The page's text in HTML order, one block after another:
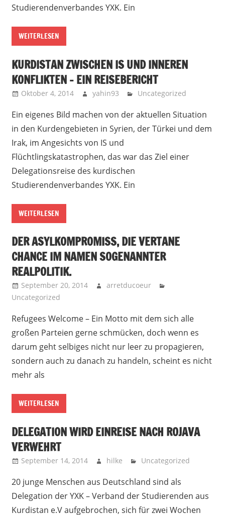
Studierendenverbandes YXK. Ein
WEITERLESEN
KURDISTAN ZWISCHEN IS UND INNEREN
KONFLIKTEN – EIN REISEBERICHT
Oktober 4, 2014 yahin93 Uncategorized
Ein eigenes Bild machen von der aktuellen Situation
in den Kurdengebieten in Syrien, der Türkei und dem
Irak, im Angesichts von IS und
Flüchtlingskatastrophen, das war das Ziel einer
Delegationsreise des kurdischen
Studierendenverbandes YXK. Ein
WEITERLESEN
DER ASYLKOMPROMISS, DIE VERTANE
CHANCE IM NAMEN SOGENANNTER
REALPOLITIK.
September 20, 2014
arretducoeur
Uncategorized
Refugees Welcome – Ein Motto mit dem sich alle
großen Parteien gerne schmücken, doch wenn es
darum geht selbiges nicht nur leer zu propagieren,
sondern auch zu danach zu handeln, scheint es nicht
mehr als
WEITERLESEN
DELEGATION WIRD EINREISE NACH ROJAVA
VERWEHRT
September 14, 2014 hilke Uncategorized
20 junge Menschen aus Deutschland sind als
Delegation der YXK – Verband der Studierenden aus
Kurdistan e.V aufgebrochen, sich für zwei Wochen